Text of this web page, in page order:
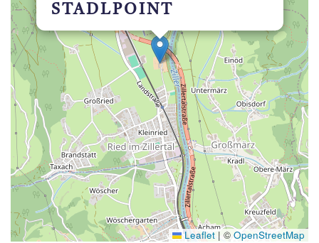
STADLPOINT
Leaflet | © OpenStreetMap